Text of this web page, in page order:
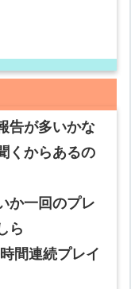
告が多いかな
くからあるの
か一回のプレ
ら
間連続プレイ